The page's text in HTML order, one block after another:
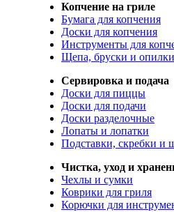
Копчение на гриле
Бумага для копчения
Доски для копчения
Инструменты для
Щепа, бруски и опилки
Сервировка и подача
Доски для пиццы
Доски для подачи
Доски разделочные
Лопаты и лопатки
Подставки, скребки и
Чистка, уход и
Чехлы и сумки
Коврики для гриля
Корючки для